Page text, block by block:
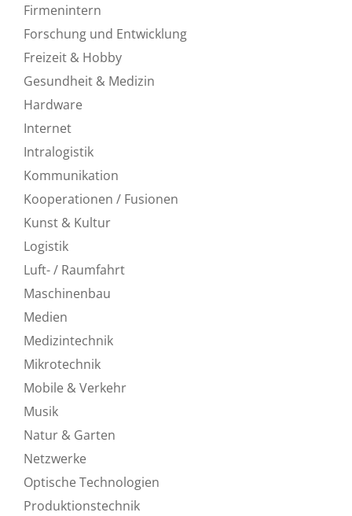
Firmenintern
Forschung und Entwicklung
Freizeit & Hobby
Gesundheit & Medizin
Hardware
Internet
Intralogistik
Kommunikation
Kooperationen / Fusionen
Kunst & Kultur
Logistik
Luft- / Raumfahrt
Maschinenbau
Medien
Medizintechnik
Mikrotechnik
Mobile & Verkehr
Musik
Natur & Garten
Netzwerke
Optische Technologien
Produktionstechnik